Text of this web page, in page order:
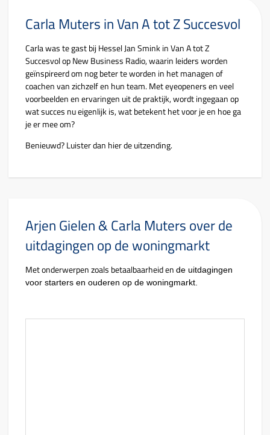
Carla Muters in Van A tot Z Succesvol
Carla was te gast bij Hessel Jan Smink in Van A tot Z
Succesvol op New Business Radio, waarin leiders worden
geïnspireerd om nog beter te worden in het managen of
coachen van zichzelf en hun team. Met eyeopeners en veel
voorbeelden en ervaringen uit de praktijk, wordt ingegaan op
wat succes nu eigenlijk is, wat betekent het voor je en hoe ga
je er mee om?
Benieuwd? Luister dan hier de uitzending.
Arjen Gielen & Carla Muters over de
uitdagingen op de woningmarkt
Met onderwerpen zoals betaalbaarheid en de uitdagingen
voor starters en ouderen op de woningmarkt.